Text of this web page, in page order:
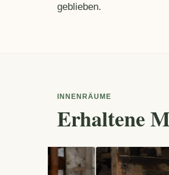
geblieben.
INNENRÄUME
Erhaltene